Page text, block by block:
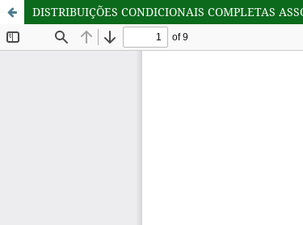
DISTRIBUIÇÕES CONDICIONAIS COMPLETAS